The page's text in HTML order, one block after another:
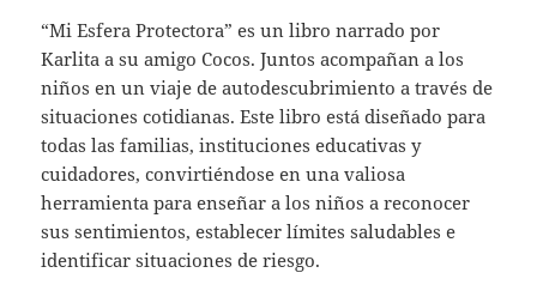
“Mi Esfera Protectora” es un libro narrado por
Karlita a su amigo Cocos. Juntos acompañan a los
niños en un viaje de autodescubrimiento a través de
situaciones cotidianas. Este libro está diseñado para
todas las familias, instituciones educativas y
cuidadores, convirtiéndose en una valiosa
herramienta para enseñar a los niños a reconocer
sus sentimientos, establecer límites saludables e
identificar situaciones de riesgo.